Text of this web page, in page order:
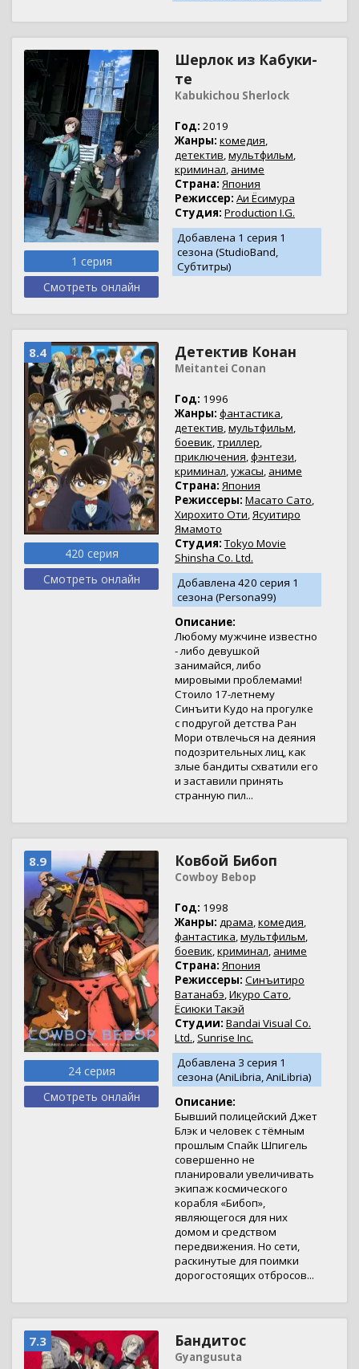
1 серия
Смотреть онлайн
Шерлок из Кабуки-
те
Kabukichou Sherlock
Год: 2019
Жанры: комедия,
детектив,мультфильм,
криминал, аниме
Страна: Япония
Режиссер: Аи Ёсимура
Студия: Production I.G.
Добавлена 1 серия 1
сезона (StudioBand,
Субтитры)
8.4
420 серия
Смотреть онлайн
Детектив Конан
Meitantei Conan
Год: 1996
Жанры: фантастика,
детектив,мультфильм,
боевик,триллер,
приключения,фэнтези,
криминал,ужасы, аниме
Страна: Япония
Режиссеры: Масато Сато,
Хирохито Оти,Ясуитиро
Ямамото
Студия: Tokyo Movie
Shinsha Co. Ltd.
Добавлена 420 серия 1
сезона (Persona99)
Описание:
Любому мужчине известно
- либо девушкой
занимайся, либо
мировыми проблемами!
Стоило 17-летнему
Синъити Кудо на прогулке
с подругой детства Ран
Мори отвлечься на деяния
подозрительных лиц, как
злые бандиты схватили его
и заставили принять
странную пил...
8.9
24 серия
Смотреть онлайн
Ковбой Бибоп
Cowboy Bebop
Год: 1998
Жанры: драма,комедия,
фантастика,мультфильм,
боевик,криминал, аниме
Страна: Япония
Режиссеры: Синъитиро
Ватанабэ,Икуро Сато,
Ёсиюки Такэй
Студии: Bandai Visual Co.
Ltd.,Sunrise Inc.
Добавлена 3 серия 1
сезона (AniLibria, AniLibria)
Описание:
Бывший полицейский Джет
Блэк и человек с тёмным
прошлым Спайк Шпигель
совершенно не
планировали увеличивать
экипаж космического
корабля «Бибоп»,
являющегося для них
домом и средством
передвижения. Но сети,
раскинутые для поимки
дорогостоящих отбросов...
7.3 Бандитос
Gyangusuta